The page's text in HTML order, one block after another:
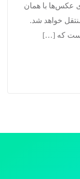
عکس‌ها با همان
خواهد شد.
است که […]